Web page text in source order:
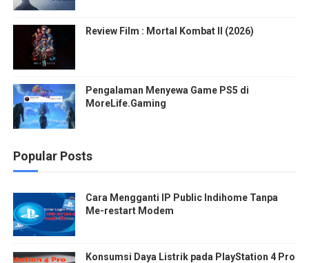
Review Film : Mortal Kombat II (2026)
Pengalaman Menyewa Game PS5 di
MoreLife.Gaming
Popular Posts
Cara Mengganti IP Public Indihome Tanpa
Me-restart Modem
Konsumsi Daya Listrik pada PlayStation 4 Pro